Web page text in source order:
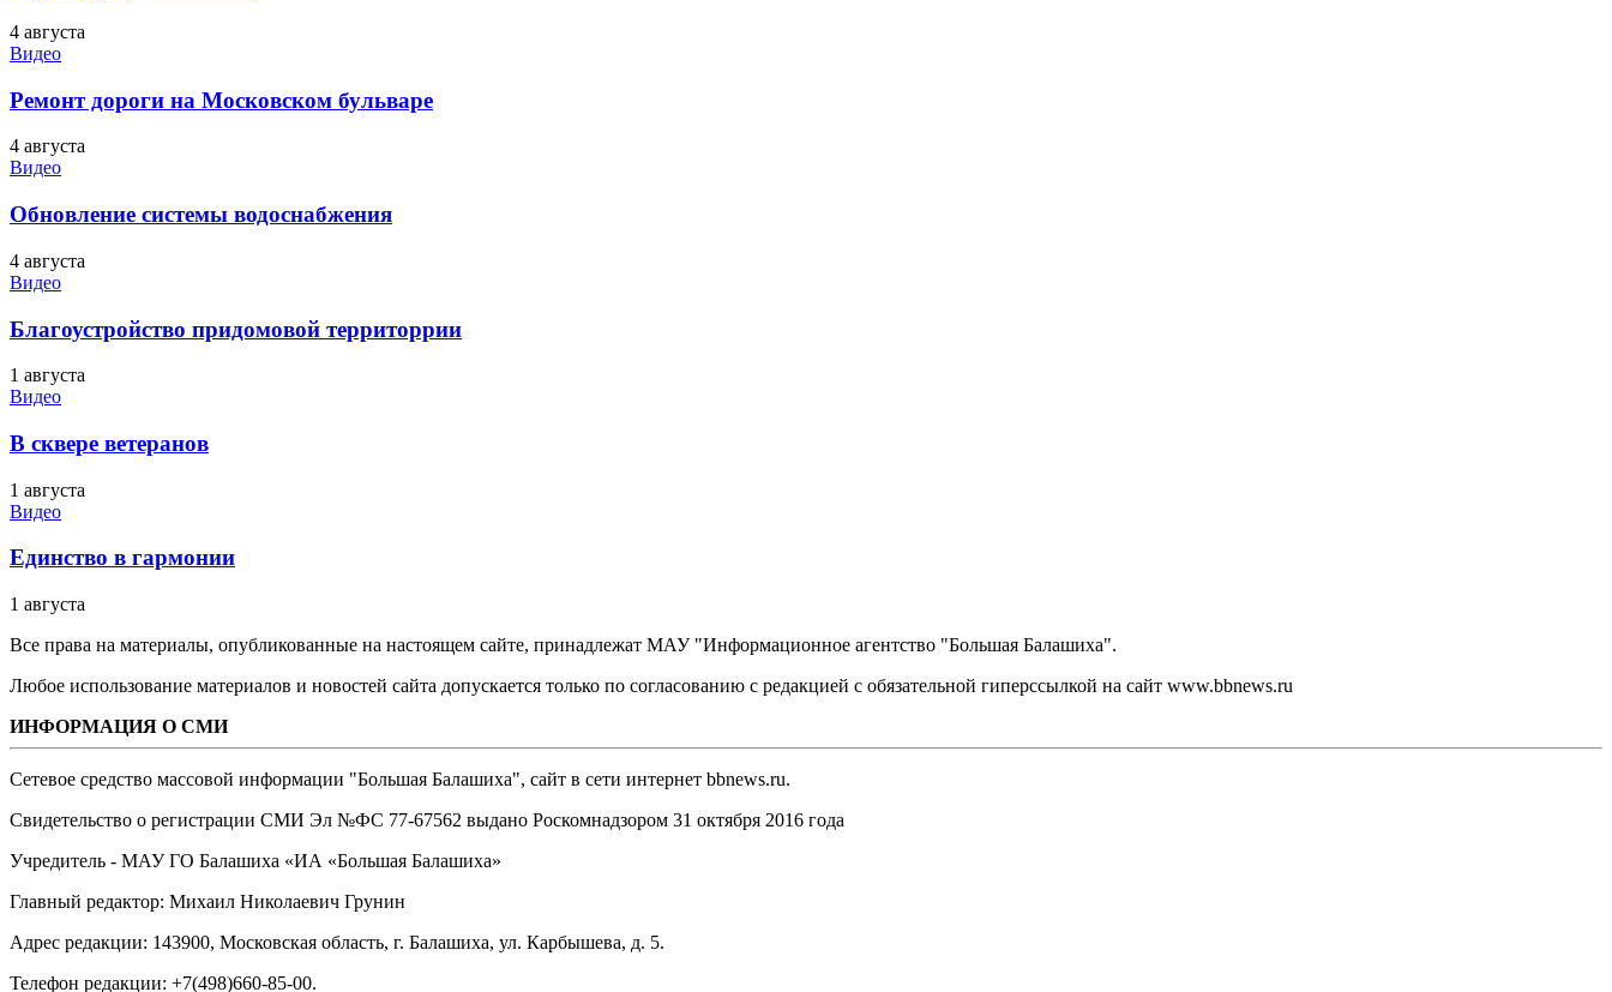
4 августа
Видео
Ремонт дороги на Московском бульваре
4 августа
Видео
Обновление системы водоснабжения
4 августа
Видео
Благоустройство придомовой территоррии
1 августа
Видео
В сквере ветеранов
1 августа
Видео
Единство в гармонии
1 августа
Все права на материалы, опубликованные на настоящем сайте, принадлежат МАУ "Информационное агентство "Большая Балашиха".
Любое использование материалов и новостей сайта допускается только по согласованию с редакцией с обязательной гиперссылкой на сайт www.bbnews.ru
ИНФОРМАЦИЯ О СМИ
Сетевое средство массовой информации "Большая Балашиха", сайт в сети интернет bbnews.ru.
Свидетельство о регистрации СМИ Эл №ФС ‎77-67562 выдано Роскомнадзором 31 октября 2016 года
Учредитель - МАУ ГО Балашиха «ИА «Большая Балашиха»
Главный редактор: Михаил Николаевич Грунин
Адрес редакции: 143900, Московская область, г. Балашиха, ул. Карбышева, д. 5.
Телефон редакции: +7(498)660-85-00.